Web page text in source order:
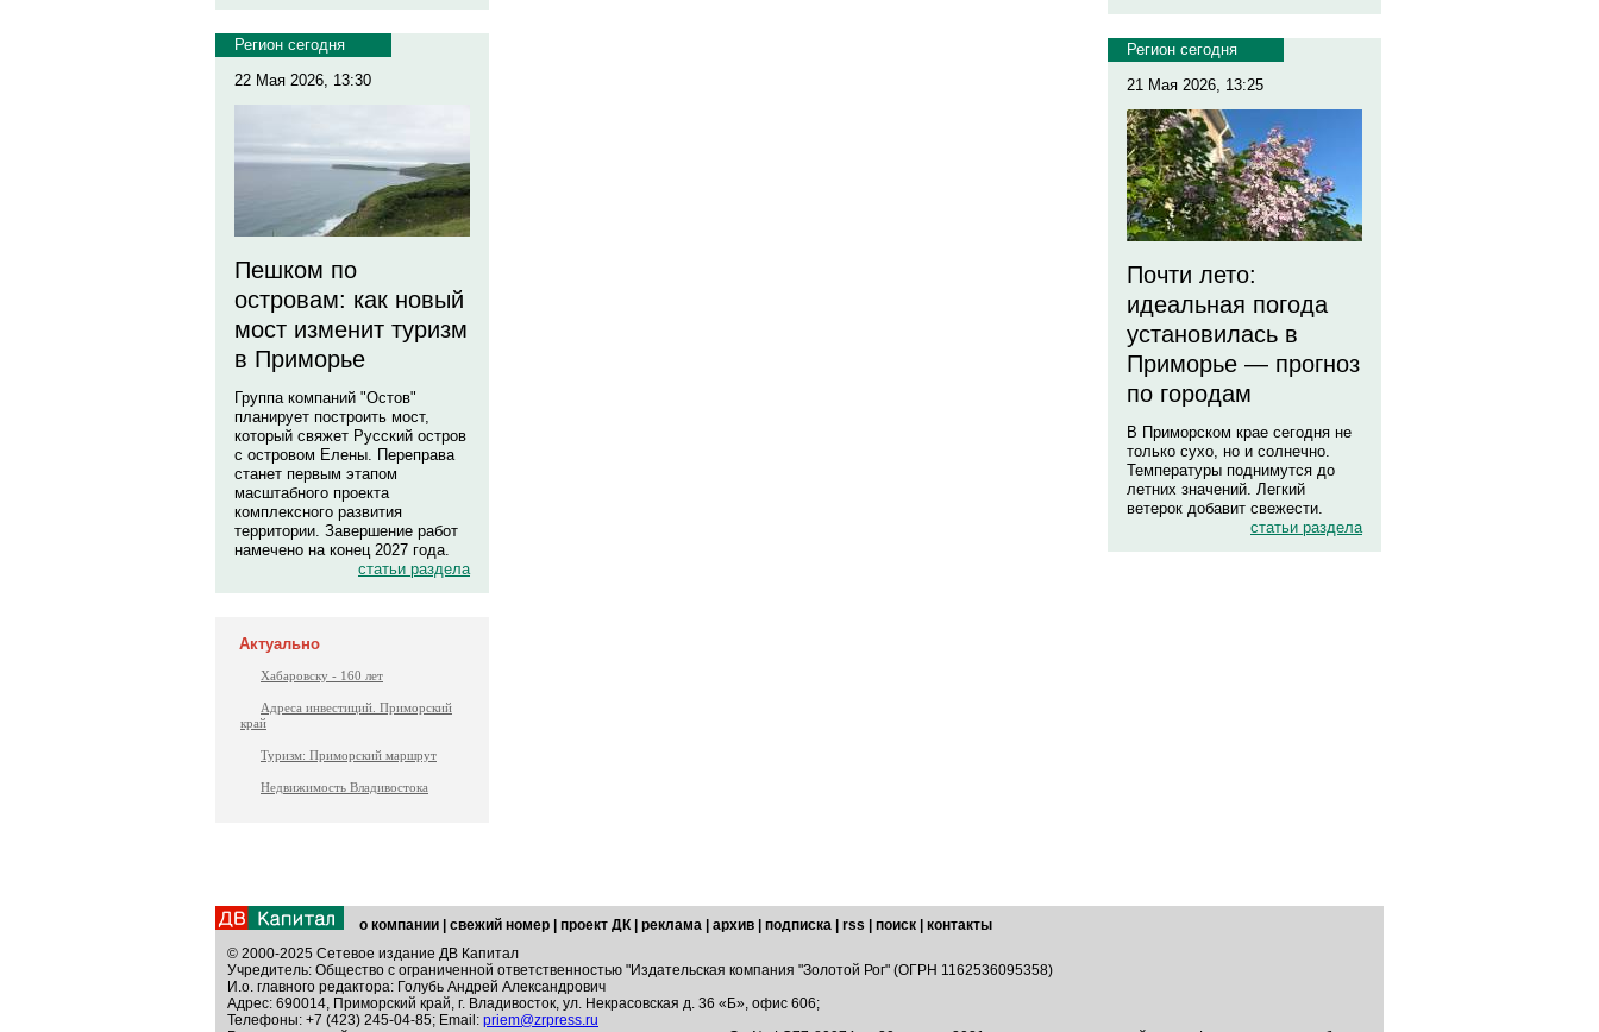
Регион сегодня
22 Мая 2026, 13:30
Пешком по
островам: как новый
мост изменит туризм
в Приморье
Группа компаний "Остов"
планирует построить мост,
который свяжет Русский остров
с островом Елены. Переправа
станет первым этапом
масштабного проекта
комплексного развития
территории. Завершение работ
намечено на конец 2027 года.
статьи раздела
Актуально
Хабаровску - 160 лет
Адреса инвестиций. Приморский
край
Туризм: Приморский маршрут
Недвижимость Владивостока
Регион сегодня
21 Мая 2026, 13:25
Почти лето:
идеальная погода
установилась в
Приморье — прогноз
по городам
В Приморском крае сегодня не
только сухо, но и солнечно.
Температуры поднимутся до
летних значений. Легкий
ветерок добавит свежести.
статьи раздела
о компании свежий номер проект ДК реклама архив подписка rss поиск
контакты
© 2000-2025 Сетевое издание ДВ Капитал
Учредитель: Общество с ограниченной ответственностью "Издательская компания "Золотой Рог" (ОГРН 1162536095358)
И.о. главного редактора: Голубь Андрей Александрович
Адрес: 690014, Приморский край, г. Владивосток, ул. Некрасовская д. 36 «Б», офис 606;
Телефоны: +7 (423) 245-04-85; Email: priem@zrpress.ru